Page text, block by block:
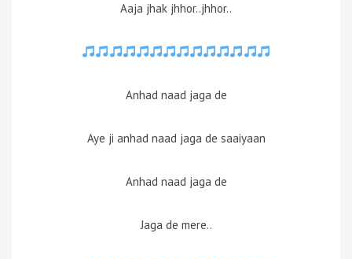
Aaja jhak jhhor..jhhor..
Anhad naad jaga de
Aye ji anhad naad jaga de saaiyaan
Anhad naad jaga de
Jaga de mere..